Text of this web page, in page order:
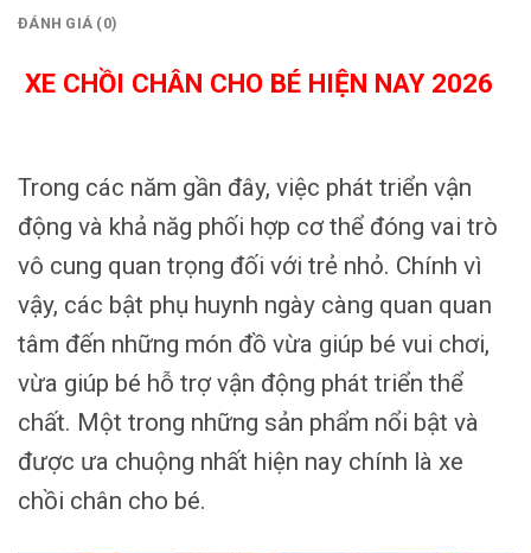
ĐÁNH GIÁ (0)
XE CHỒI CHÂN CHO BÉ HIỆN NAY 2026
Trong các năm gần đây, việc phát triển vận
động và khả năg phối hợp cơ thể đóng vai trò
vô cung quan trọng đối với trẻ nhỏ. Chính vì
vậy, các bật phụ huynh ngày càng quan quan
tâm đến những món đồ vừa giúp bé vui chơi,
vừa giúp bé hỗ trợ vận động phát triển thể
chất. Một trong những sản phẩm nổi bật và
được ưa chuộng nhất hiện nay chính là xe
chồi chân cho bé.